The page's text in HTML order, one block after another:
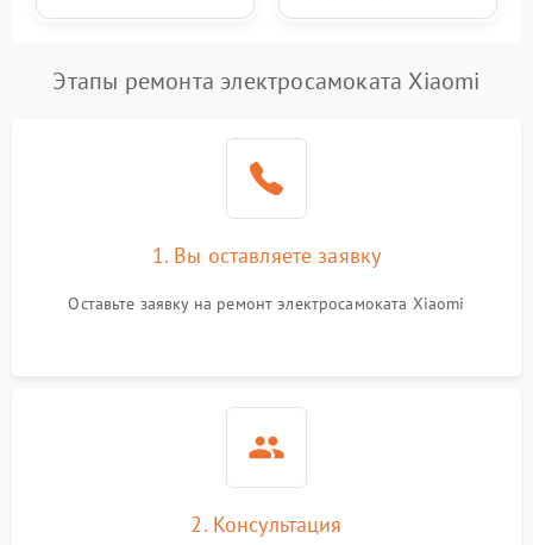
Этапы ремонта электросамоката Xiaomi
1. Вы оставляете заявку
Оставьте заявку на ремонт электросамоката Xiaomi
2. Консультация